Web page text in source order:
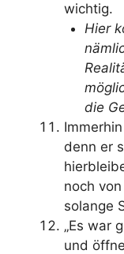
wichtig.
Hier
die
denn er
noch
solange
„Es war
und